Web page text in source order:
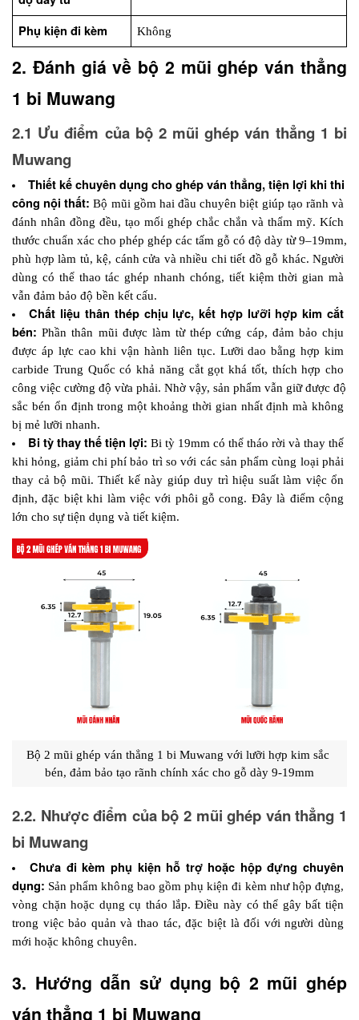
Phụ kiện đi kèm
Không
2. Đánh giá về bộ 2 mũi ghép ván thẳng
1 bi Muwang
2.1 Ưu điểm của bộ 2 mũi ghép ván thẳng 1 bi
Muwang
Thiết kế chuyên dụng cho ghép ván thẳng, tiện lợi khi thi
công nội thất: Bộ mũi gồm hai đầu chuyên biệt giúp tạo rãnh và
đánh nhân đồng đều, tạo mối ghép chắc chắn và thẩm mỹ. Kích
thước chuẩn xác cho phép ghép các tấm gỗ có độ dày từ 9–19mm,
phù hợp làm tủ, kệ, cánh cửa và nhiều chi tiết đồ gỗ khác. Người
dùng có thể thao tác ghép nhanh chóng, tiết kiệm thời gian mà
vẫn đảm bảo độ bền kết cấu.
Chất liệu thân thép chịu lực, kết hợp lưỡi hợp kim cắt
bén: Phần thân mũi được làm từ thép cứng cáp, đảm bảo chịu
được áp lực cao khi vận hành liên tục. Lưỡi dao bằng hợp kim
carbide Trung Quốc có khả năng cắt gọt khá tốt, thích hợp cho
công việc cường độ vừa phải. Nhờ vậy, sản phẩm vẫn giữ được độ
sắc bén ổn định trong một khoảng thời gian nhất định mà không
bị mẻ lưỡi nhanh.
Bi tỳ thay thế tiện lợi: Bi tỳ 19mm có thể tháo rời và thay thế
khi hỏng, giảm chi phí bảo trì so với các sản phẩm cùng loại phải
thay cả bộ mũi. Thiết kế này giúp duy trì hiệu suất làm việc ổn
định, đặc biệt khi làm việc với phôi gỗ cong. Đây là điểm cộng
lớn cho sự tiện dụng và tiết kiệm.
Bộ 2 mũi ghép ván thẳng 1 bi Muwang với lưỡi hợp kim sắc
bén, đảm bảo tạo rãnh chính xác cho gỗ dày 9-19mm
2.2. Nhược điểm của bộ 2 mũi ghép ván thẳng 1
bi Muwang
Chưa đi kèm phụ kiện hỗ trợ hoặc hộp đựng chuyên
dụng: Sản phẩm không bao gồm phụ kiện đi kèm như hộp đựng,
vòng chặn hoặc dụng cụ tháo lắp. Điều này có thể gây bất tiện
trong việc bảo quản và thao tác, đặc biệt là đối với người dùng
mới hoặc không chuyên.
3. Hướng dẫn sử dụng bộ 2 mũi ghép
ván thẳng 1 bi Muwang